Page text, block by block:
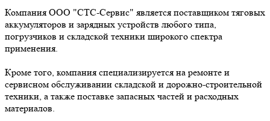
Компания ООО "СТС-Сервис" является поставщиком тяговых
аккумуляторов и зарядных устройств любого типа,
погрузчиков и складской техники широкого спектра
применения.
Кроме того, компания специализируется на ремонте и
сервисном обслуживании складской и дорожно-строительной
техники, а также поставке запасных частей и расходных
материалов.